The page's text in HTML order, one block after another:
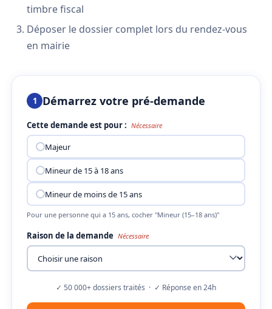
timbre fiscal
Déposer le dossier complet lors du rendez-vous
en mairie
1 Démarrez votre pré-demande
Cette demande est pour : Nécessaire
Majeur
Mineur de 15 à 18 ans
Mineur de moins de 15 ans
Pour une personne qui a 15 ans, cocher "Mineur (15–18 ans)"
Raison de la demande Nécessaire
✓ 50 000+ dossiers traités · ✓ Réponse en 24h